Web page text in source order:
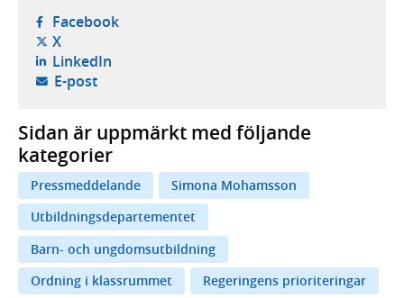
Facebook- öppnas i ny flik, extern webbplats,
X- öppnas i ny flik, extern webbplats,
LinkedIn- öppnas i ny flik, extern webbplats,
E-post- öppnar din e-postklient,
Sidan är uppmärkt med följande
kategorier
Pressmeddelande
Simona Mohamsson
Utbildningsdepartementet
Barn- och ungdomsutbildning
Ordning i klassrummet
Regeringens prioriteringar